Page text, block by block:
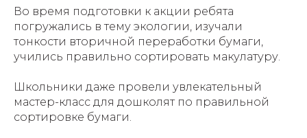
Во время подготовки к акции ребята
погружались в тему экологии, изучали
тонкости вторичной переработки бумаги,
учились правильно сортировать макулатуру.
Школьники даже провели увлекательный
мастер-класс для дошколят по правильной
сортировке бумаги.